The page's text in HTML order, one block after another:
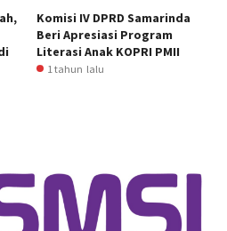
Komisi IV DPRD Samarinda
Beri Apresiasi Program
Literasi Anak KOPRI PMII
1 tahun lalu